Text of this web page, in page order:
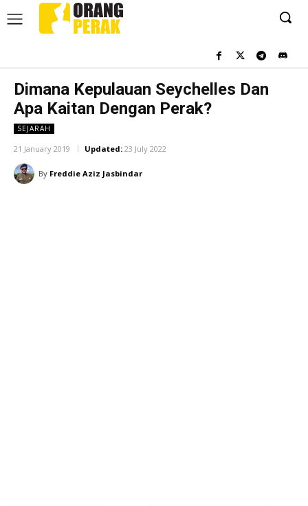
Dimana Kepulauan Seychelles Dan
Apa Kaitan Dengan Perak?
SEJARAH
21 January 2019 Updated: 23 July 2022
By Freddie Aziz Jasbindar